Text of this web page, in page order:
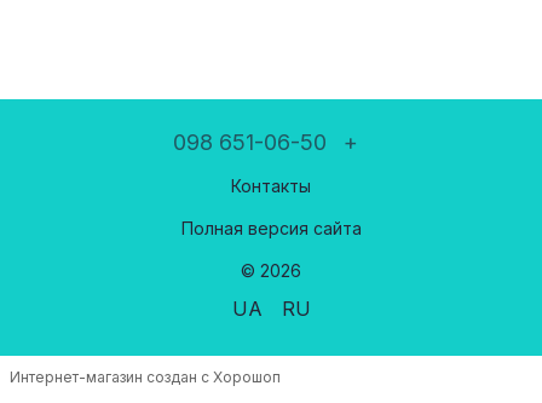
098 651-06-50 +
Контакты
Полная версия сайта
© 2026
UA RU
Интернет-магазин создан с Хорошоп